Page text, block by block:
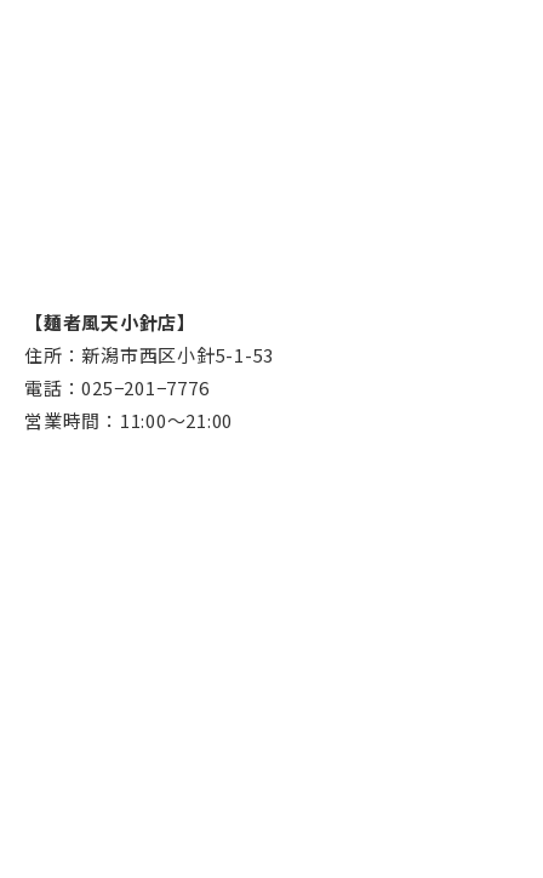
【麺者風天小針店】
住所：新潟市西区小針5-1-53
電話：025−201−7776
営業時間：11:00～21:00